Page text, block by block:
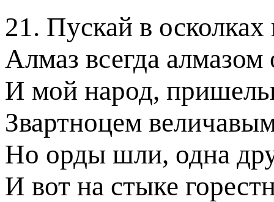
21. Пускай в осколках
Алмаз всегда алмазом
И мой народ,
Звартноцем
Но орды шли, одна
И вот на стыке